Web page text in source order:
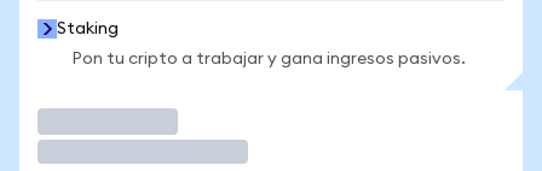
Staking
Pon tu cripto a trabajar y gana ingresos pasivos.